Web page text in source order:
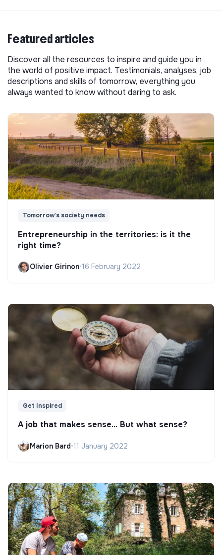
Featured articles
Discover all the resources to inspire and guide you in
the world of positive impact. Testimonials, analyses, job
descriptions and skills of tomorrow, everything you
always wanted to know without daring to ask.
Tomorrow's society needs
Entrepreneurship in the territories: is it the
right time?
Olivier Girinon•16 February 2022
Get Inspired
A job that makes sense... But what sense?
Marion Bard•11 January 2022